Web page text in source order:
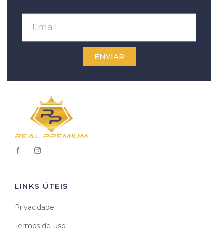
ENVIAR
LINKS ÚTEIS
Privacidade
Termos de Uso